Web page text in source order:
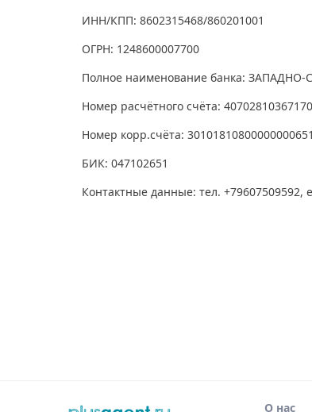
ИНН/КПП: 8602315468/860201001
ОГРН: 1248600007700
Полное наименование банка:
Номер расчётного счёта:
Номер корр.счёта: 30101810800000000651
БИК: 047102651
Контактные данные: тел. +79607509592,
О нас